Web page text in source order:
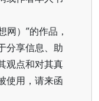
网）”的作品，
分享信息、助
观点和对其真
使用，请来函